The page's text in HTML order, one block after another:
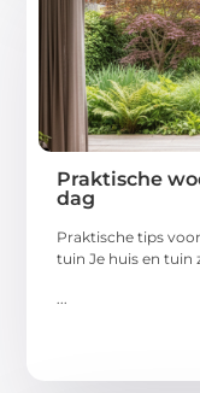
Praktische
dag
Praktische tips
tuin Je huis en tuin